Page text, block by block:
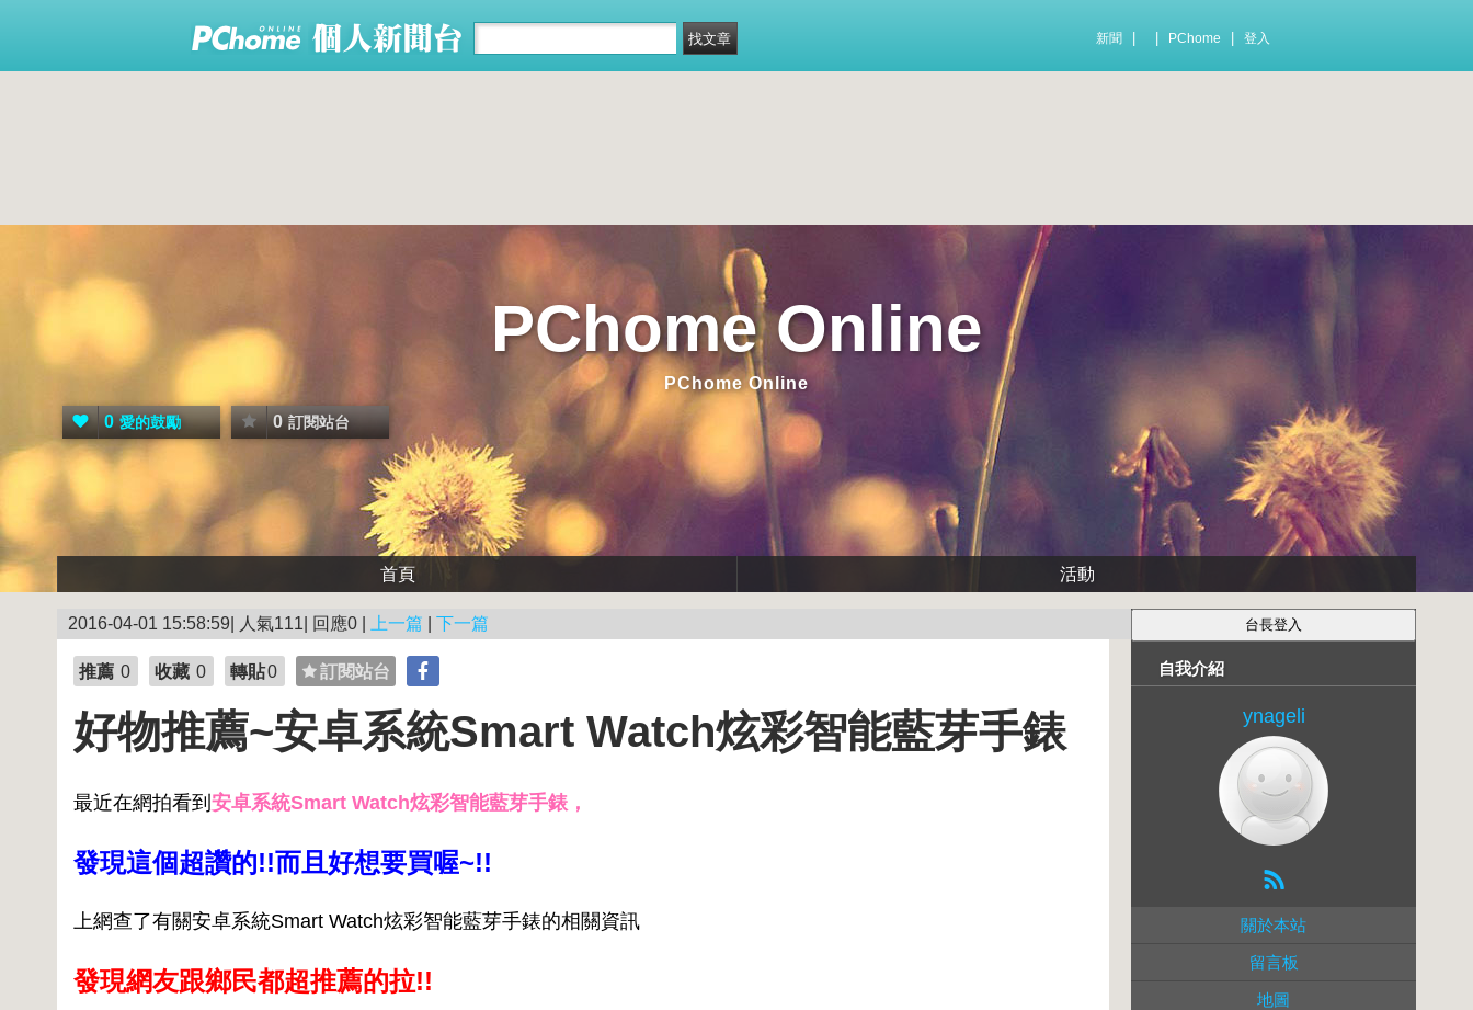
新聞 PChome 登入
PChome Online
PChome Online
0 愛的鼓勵 0 訂閱站台
首頁 活動
2016-04-01 15:58:59| 人氣111| 回應0 | 上一篇 下一篇
推薦 0 收藏 0 轉貼0 訂閱站台
好物推薦~安卓系統Smart Watch炫彩智能藍芽手錶
最近在網拍看到 安卓系統Smart Watch炫彩智能藍芽手錶，
發現這個超讚的!!而且好想要買喔~!!
上網查了有關安卓系統Smart Watch炫彩智能藍芽手錶的相關資訊
發現網友跟鄉民都超推薦的拉!!
自我介紹
ynageli
關於本站
留言板
地圖